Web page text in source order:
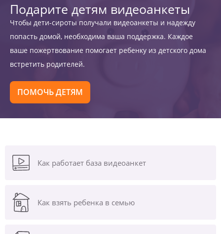
Подарите детям видеоанкеты
Чтобы дети-сироты получали видеоанкеты и надежду
попасть домой, необходима ваша поддержка. Каждое
ваше пожертвование помогает ребенку из детского дома
встретить родителей.
ПОМОЧЬ ДЕТЯМ
Как работает база видеоанкет
Как взять ребенка в семью